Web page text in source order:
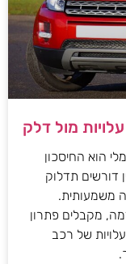
מול דלק
הוא החיסכון
דורשים תדלוק
משמעותית.
מקבלים פתרון
של רכב